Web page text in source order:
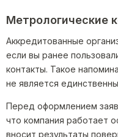
Метрологические
Аккредитованные
если вы ранее
контакты. Такое
не является
Перед оформлением
что компания работает
вносит результаты